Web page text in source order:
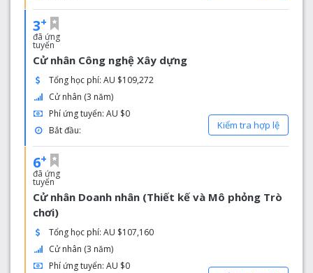
3+
đã ứng
tuyển
Cử nhân Công nghệ Xây dựng
Tổng học phí: AU $109,272
Cử nhân (3 năm)
Phí ứng tuyển: AU $0
Bắt đầu:
Kiểm tra hợp lệ
6+
đã ứng
tuyển
Cử nhân Doanh nhân (Thiết kế và Mô phỏng Trò
chơi)
Tổng học phí: AU $107,160
Cử nhân (3 năm)
Phí ứng tuyển: AU $0